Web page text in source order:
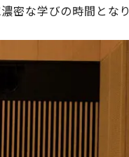
密な学びの時間となり